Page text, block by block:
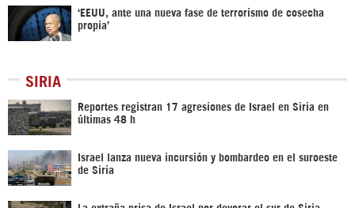
‘EEUU, ante una nueva fase de terrorismo de cosecha
propia’
SIRIA
Reportes registran 17 agresiones de Israel en Siria en
últimas 48 h
Israel lanza nueva incursión y bombardeo en el suroeste
de Siria
La extraña prisa de Israel por devorar el sur de Siria